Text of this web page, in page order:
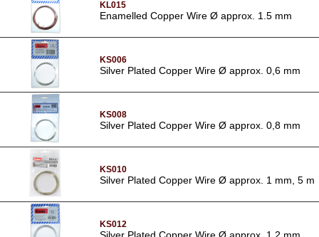
KL015
Enamelled Copper Wire Ø approx. 1.5 mm
KS006
Silver Plated Copper Wire Ø approx. 0,6 mm
KS008
Silver Plated Copper Wire Ø approx. 0,8 mm
KS010
Silver Plated Copper Wire Ø approx. 1 mm, 5 m
KS012
Silver Plated Copper Wire Ø approx. 1,2 mm